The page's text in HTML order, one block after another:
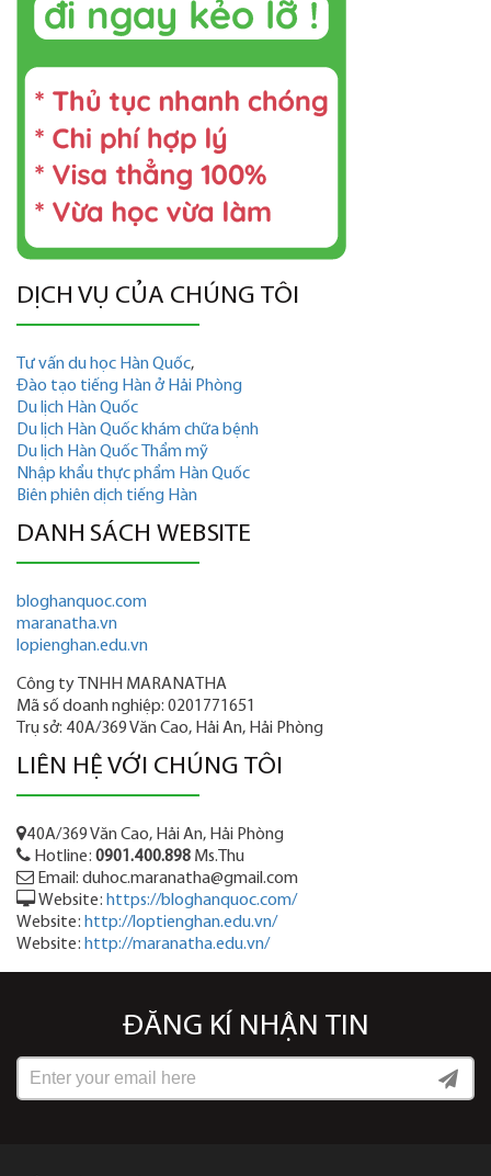
DỊCH VỤ CỦA CHÚNG TÔI
Tư vấn du học Hàn Quốc,
Đào tạo tiếng Hàn ở Hải Phòng
Du lịch Hàn Quốc
Du lịch Hàn Quốc khám chữa bệnh
Du lịch Hàn Quốc Thẩm mỹ
Nhập khẩu thực phẩm Hàn Quốc
Biên phiên dịch tiếng Hàn
DANH SÁCH WEBSITE
bloghanquoc.com
maranatha.vn
lopienghan.edu.vn
Công ty TNHH MARANATHA
Mã số doanh nghiệp: 0201771651
Trụ sở: 40A/369 Văn Cao, Hải An, Hải Phòng
LIÊN HỆ VỚI CHÚNG TÔI
40A/369 Văn Cao, Hải An, Hải Phòng
Hotline: 0901.400.898 Ms.Thu
Email: duhoc.maranatha@gmail.com
Website: https://bloghanquoc.com/
Website: http://loptienghan.edu.vn/
Website: http://maranatha.edu.vn/
ĐĂNG KÍ NHẬN TIN